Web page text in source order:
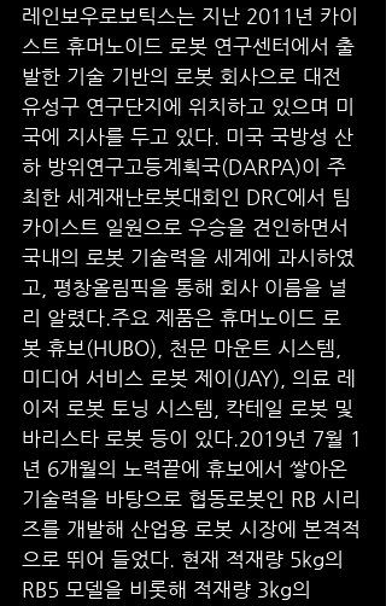
레인보우로보틱스는 지난 2011년 카이
스트 휴머노이드 로봇 연구센터에서 출
발한 기술 기반의 로봇 회사으로 대전
유성구 연구단지에 위치하고 있으며 미
국에 지사를 두고 있다. 미국 국방성 산
하 방위연구고등계획국(DARPA)이 주
최한 세계재난로봇대회인 DRC에서 팀
카이스트 일원으로 우승을 견인하면서
국내의 로봇 기술력을 세계에 과시하였
고, 평창올림픽을 통해 회사 이름을 널
리 알렸다.주요 제품은 휴머노이드 로
봇 휴보(HUBO), 천문 마운트 시스템,
미디어 서비스 로봇 제이(JAY), 의료 레
이저 로봇 토닝 시스템, 칵테일 로봇 및
바리스타 로봇 등이 있다.2019년 7월 1
년 6개월의 노력끝에 휴보에서 쌓아온
기술력을 바탕으로 협동로봇인 RB 시리
즈를 개발해 산업용 로봇 시장에 본격적
으로 뛰어 들었다. 현재 적재량 5kg의
RB5 모델을 비롯해 적재량 3kg의